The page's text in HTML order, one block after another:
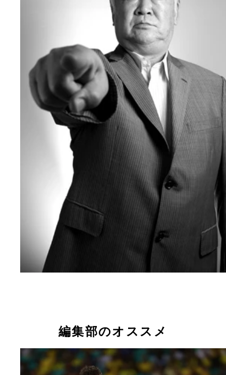
編集部のオススメ